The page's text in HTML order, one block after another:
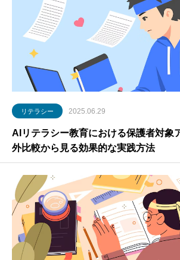
リテラシー 2025.06.29
AIリテラシー教育における保護者対象
外比較から見る効果的な実践方法